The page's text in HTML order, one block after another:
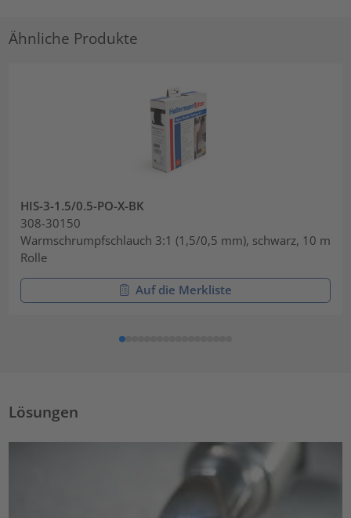
Ähnliche Produkte
HIS-3-1.5/0.5-PO-X-BK
308-30150
Warmschrumpfschlauch 3:1 (1,5/0,5 mm), schwarz, 10 m
Rolle
Auf die Merkliste
Lösungen